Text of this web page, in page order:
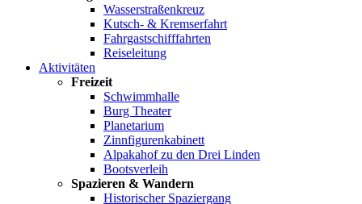
Wasserstraßenkreuz
Kutsch- & Kremserfahrt
Fahrgastschifffahrten
Reiseleitung
Aktivitäten
Freizeit
Schwimmhalle
Burg Theater
Planetarium
Zinnfigurenkabinett
Alpakahof zu den Drei Linden
Bootsverleih
Spazieren & Wandern
Historischer Spaziergang